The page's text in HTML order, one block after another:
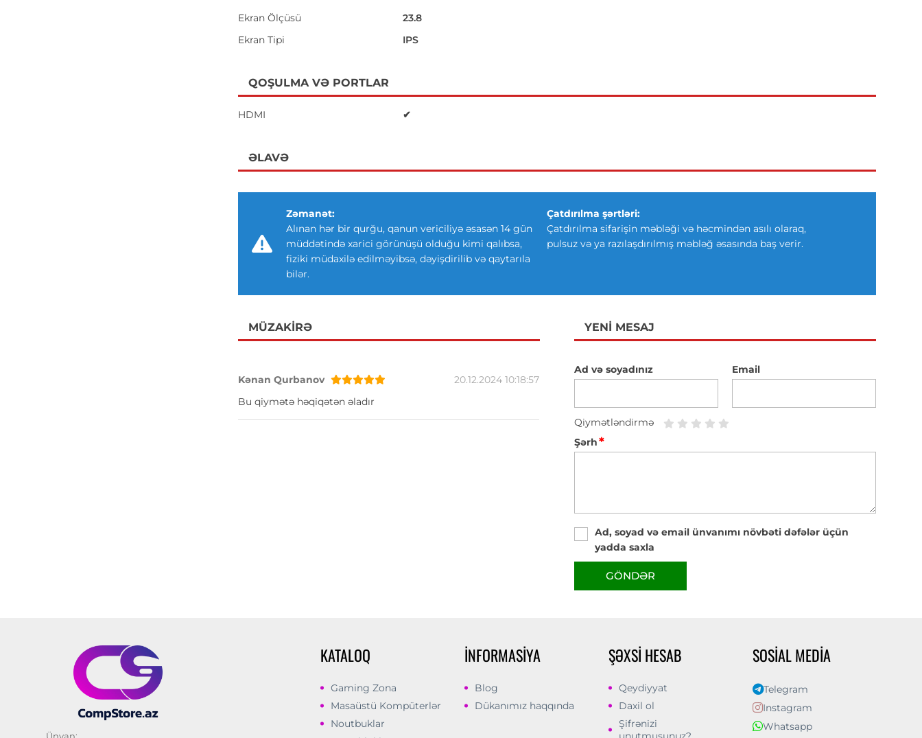
Ekran Ölçüsü
23.8
Ekran Tipi
IPS
QOŞULMA VƏ PORTLAR
HDMI ✔
ƏLAVƏ
Zəmanət:
Alınan hər bir qurğu, qanun vericiliyə əsasən 14 gün
müddətində xarici görünüşü olduğu kimi qalıbsa,
fiziki müdaxilə edilməyibsə, dəyişdirilib və qaytarıla
bilər.
Çatdırılma şərtləri:
Çatdırılma sifarişin məbləği və həcmindən asılı olaraq,
pulsuz və ya razılaşdırılmış məbləğ əsasında baş verir.
MÜZAKIRƏ
Kənan Qurbanov
20.12.2024 10:18:57
Bu qiymətə həqiqətən əladır
YENI MESAJ
Ad və soyadınız Email
Qiymətləndirmə
Şərh*
Ad, soyad və email ünvanımı növbəti dəfələr üçün
yadda saxla
GÖNDƏR
KATALOQ
Gaming Zona
Masaüstü Kompüterlər
Noutbuklar
İNFORMASIYA
Blog
Dükanımız haqqında
ŞƏXSI HESAB
Qeydiyyat
Daxil ol
Şifrənizi
SOSIAL MEDIA
Telegram
Instagram
Whatsapp